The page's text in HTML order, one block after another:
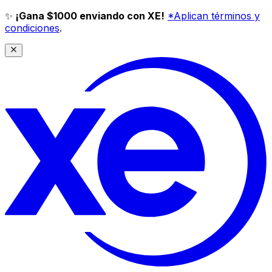
✨ ¡Gana $1000 enviando con XE! *Aplican términos y
condiciones.